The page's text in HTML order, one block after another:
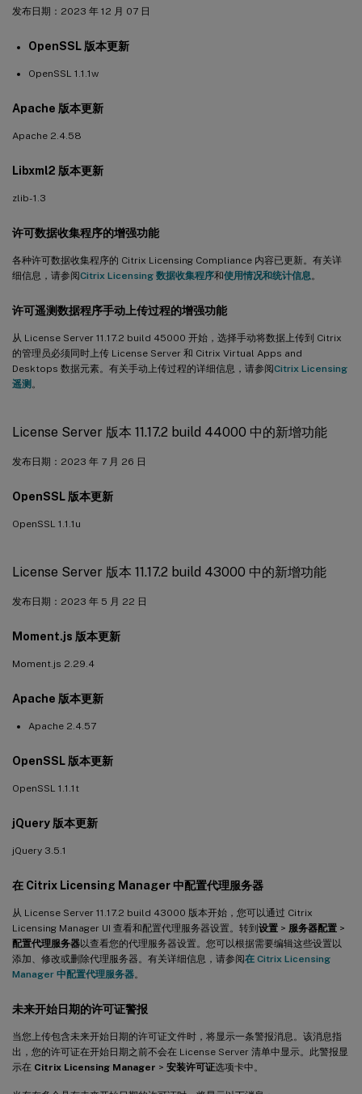
发布日期：2023 年 12 月 07 日
OpenSSL 版本更新
OpenSSL 1.1.1w
Apache 版本更新
Apache 2.4.58
Libxml2 版本更新
zlib- 1.3
许可数据收集程序的增强功能
各种许可数据收集程序的 Citrix Licensing Compliance 内容已更新。有关详
细信息，请参阅Citrix Licensing 数据收集程序和使用情况和统计信息 。
许可遥测数据程序手动上传过程的增强功能
从 License Server 11.17.2 build 45000 开始，选择手动将数据上传到 Citrix
的管理员必须同时上传 License Server 和 Citrix Virtual Apps and
Desktops 数据元素。有关手动上传过程的详细信息，请参阅Citrix Licensing
遥测 。
License Server 版本 11.17.2 build 44000 中的新增功能
发布日期：2023 年 7 月 26 日
OpenSSL 版本更新
OpenSSL 1.1.1u
License Server 版本 11.17.2 build 43000 中的新增功能
发布日期：2023 年 5 月 22 日
Moment.js 版本更新
Moment.js 2.29.4
Apache 版本更新
Apache 2.4.57
OpenSSL 版本更新
OpenSSL 1.1.1t
jQuery 版本更新
jQuery 3.5.1
在 Citrix Licensing Manager 中配置代理服务器
从 License Server 11.17.2 build 43000 版本开始，您可以通过 Citrix
Licensing Manager UI 查看和配置代理服务器设置。转到设置 > 服务器配置 >
配置代理服务器以查看您的代理服务器设置。您可以根据需要编辑这些设置以
添加、修改或删除代理服务器。有关详细信息，请参阅在 Citrix Licensing
Manager 中配置代理服务器。
未来开始日期的许可证警报
当您上传包含未来开始日期的许可证文件时，将显示一条警报消息。该消息指
出，您的许可证在开始日期之前不会在 License Server 清单中显示。此警报显
示在 Citrix Licensing Manager > 安装许可证选项卡中。